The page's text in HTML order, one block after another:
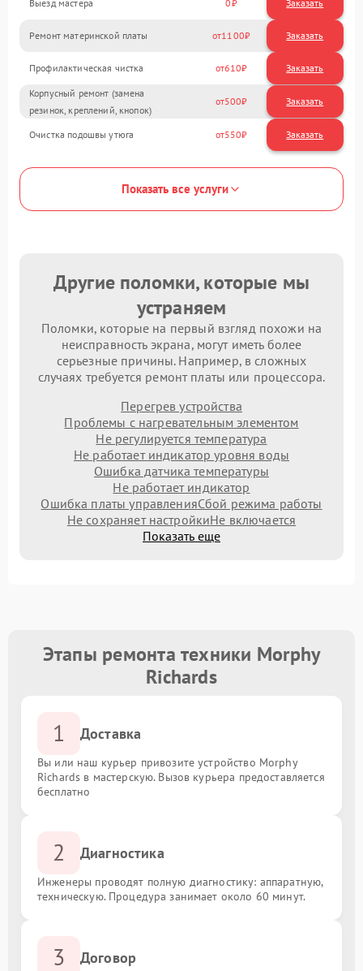
Выезд мастера 0 Заказать
Ремонт материнской платы 1100
Профилактическая чистка 610
Корпусный ремонт (замена
резинок, креплений, кнопок)
500
Очистка подошвы утюга 550
Показать все услуги
Другие поломки, которые мы
устраняем
Поломки, которые на первый взгляд похожи на
неисправность экрана, могут иметь более
серьезные причины. Например, в сложных
случаях требуется ремонт платы или процессора.
Перегрев устройства
Проблемы с нагревательным элементом
Не регулируется температура
Не работает индикатор уровня воды
Ошибка датчика температуры
Не работает индикатор
Ошибка платы управленияСбой режима работы
Не сохраняет настройкиНе включается
Показать еще
Этапы ремонта техники Morphy
Richards
1 Доставка
Вы или наш курьер привозите устройство Morphy
Richards в мастерскую. Вызов курьера предоставляется
бесплатно
2 Диагностика
Инженеры проводят полную диагностику: аппаратную,
техническую. Процедура занимает около 60 минут.
3 Договор